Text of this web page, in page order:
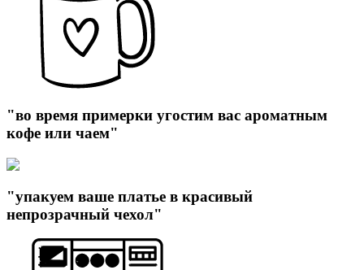
"во время примерки угостим вас ароматным
кофе или чаем"
"упакуем ваше платье в красивый
непрозрачный чехол"